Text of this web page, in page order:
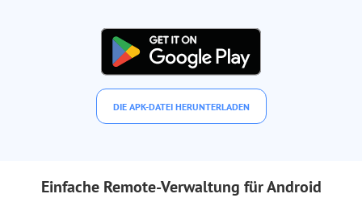
DIE APK-DATEI HERUNTERLADEN
Einfache Remote-Verwaltung für Android